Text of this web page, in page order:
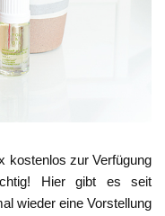
kostenlos zur Verfügung
Hier gibt es seit
wieder eine Vorstellung